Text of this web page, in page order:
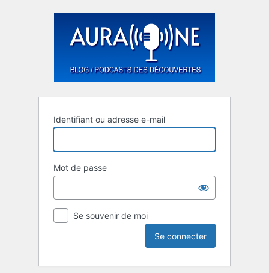
connecter
Identifiant ou adresse e-mail
Mot de passe
Se souvenir de moi